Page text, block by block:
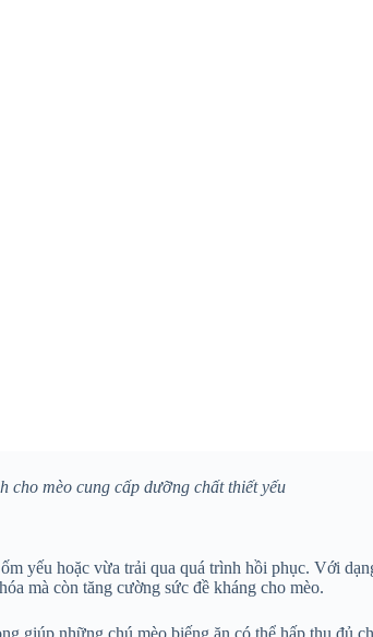
cho mèo cung cấp dưỡng chất thiết yếu
yếu hoặc vừa trải qua quá trình hồi phục. Với
mà còn tăng cường sức đề kháng cho mèo.